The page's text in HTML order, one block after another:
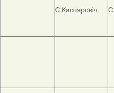
С.Каспяровіч